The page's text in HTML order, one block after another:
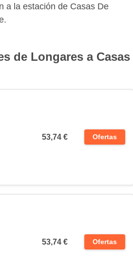
a la estación de Casas De
de Longares a Casas
53,74 € Ofertas
53,74 € Ofertas